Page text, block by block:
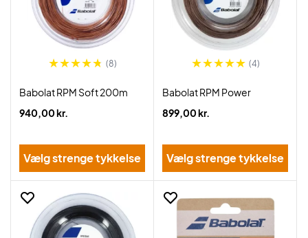
(8)
Babolat RPM Soft 200m
940,00 kr.
Vælg strenge tykkelse
(4)
Babolat RPM Power
899,00 kr.
Vælg strenge tykkelse